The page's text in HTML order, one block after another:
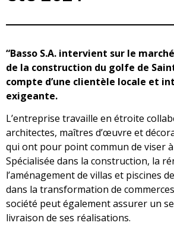
“Basso S.A. intervient sur le
de la construction du golfe de
compte d’une clientèle locale et
exigeante.
L’entreprise travaille en étroite
architectes, maîtres d’œuvre et
qui ont pour point commun de viser à
Spécialisée dans la construction, la
l’aménagement de villas et piscines
dans la transformation de
société peut également assurer un
livraison de ses réalisations.